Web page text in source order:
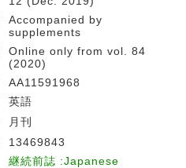
Accompanied by
supplements
Online only from vol. 84
(2020)
AA11591968
英語
月刊
13469843
継続前誌 :Japanese